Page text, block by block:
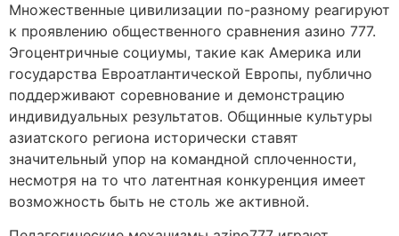
Множественные цивилизации по-разному реагируют
к проявлению общественного сравнения азино 777.
Эгоцентричные социумы, такие как Америка или
государства Евроатлантической Европы, публично
поддерживают соревнование и демонстрацию
индивидуальных результатов. Общинные культуры
азиатского региона исторически ставят
значительный упор на командной сплоченности,
несмотря на то что латентная конкуренция имеет
возможность быть не столь же активной.